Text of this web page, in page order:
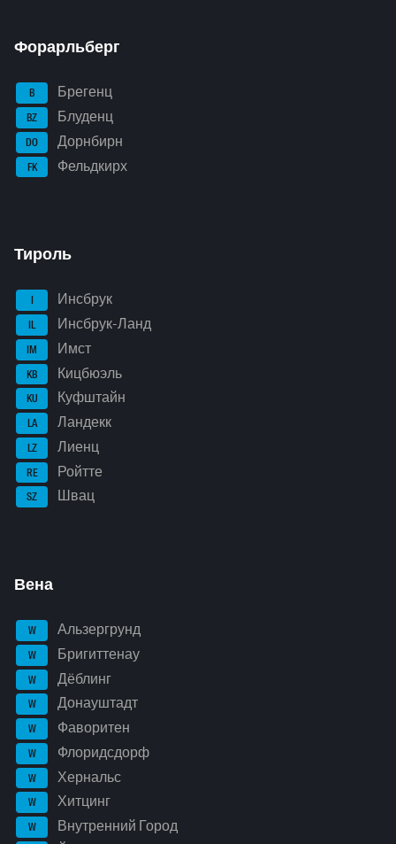
Форарльберг
B Брегенц
BZ Блуденц
DO Дорнбирн
FK Фельдкирх
Тироль
I Инсбрук
IL Инсбрук-Ланд
IM Имст
KB Кицбюэль
KU Куфштайн
LA Ландекк
LZ Лиенц
RE Ройтте
SZ Швац
Вена
W Альзергрунд
W Бригиттенау
W Дёблинг
W Донауштадт
W Фаворитен
W Флоридсдорф
W Хернальс
W Хитцинг
W
Внутренний Город